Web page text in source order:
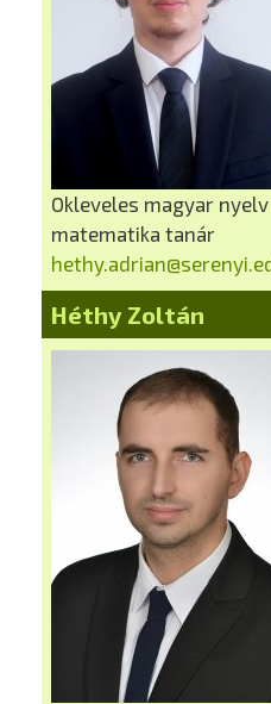
Okleveles magyar
matematika tanár
Héthy Zoltán